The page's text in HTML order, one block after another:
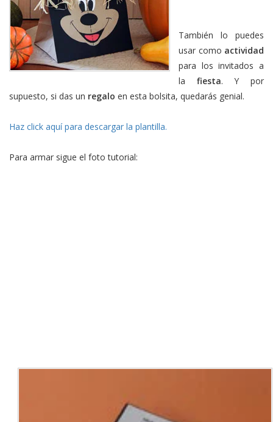
También lo puedes
usar como actividad
para los invitados a
la fiesta. Y por
supuesto, si das un regalo en esta bolsita, quedarás genial.
Haz click aquí para descargar la plantilla.
Para armar sigue el foto tutorial: